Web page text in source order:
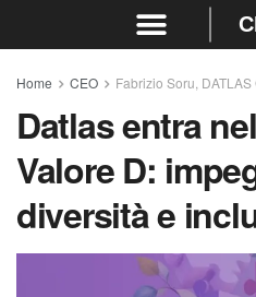
Home CEO Fabrizio Soru, DATLAS
Datlas entra
Valore D:
diversità e